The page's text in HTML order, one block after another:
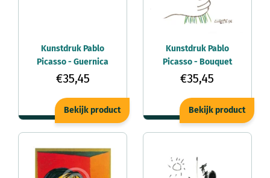
Kunstdruk Pablo
Picasso - Guernica
100x50cm
€35,45
Bekijk product
Kunstdruk Pablo
Picasso - Bouquet
60x80cm
€35,45
Bekijk product